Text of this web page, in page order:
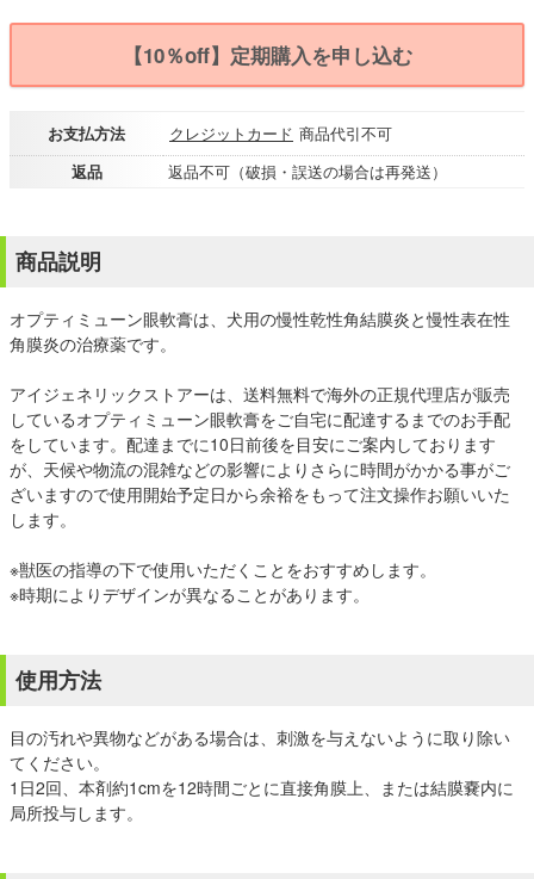
【10％off】定期購入を申し込む
お支払方法 クレジットカード 商品代引不可
返品
返品不可（破損・誤送の場合は再発送）
商品説明
オプティミューン眼軟膏は、犬用の慢性乾性角結膜炎と慢性表在性
角膜炎の治療薬です。
アイジェネリックストアーは、送料無料で海外の正規代理店が販売
しているオプティミューン眼軟膏をご自宅に配達するまでのお手配
をしています。配達までに10日前後を目安にご案内しております
が、天候や物流の混雑などの影響によりさらに時間がかかる事がご
ざいますので使用開始予定日から余裕をもって注文操作お願いいた
します。
※獣医の指導の下で使用いただくことをおすすめします。
※時期によりデザインが異なることがあります。
使用方法
目の汚れや異物などがある場合は、刺激を与えないように取り除い
てください。
1日2回、本剤約1cmを12時間ごとに直接角膜上、または結膜嚢内に
局所投与します。